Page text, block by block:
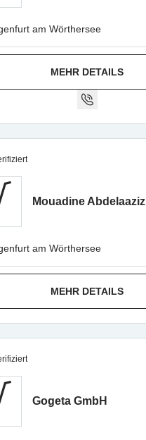
am Wörthersee
MEHR DETAILS
Mouadine Abdelaaziz
am Wörthersee
MEHR DETAILS
Gogeta GmbH